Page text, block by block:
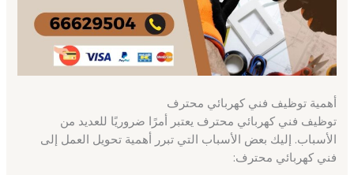
أهمية توظيف فني كهربائي محترف
توظيف فني كهربائي محترف يعتبر أمرًا ضروريًا للعديد من
الأسباب. إليك بعض الأسباب التي تبرر أهمية تحويل العمل إلى
فني كهربائي محترف: